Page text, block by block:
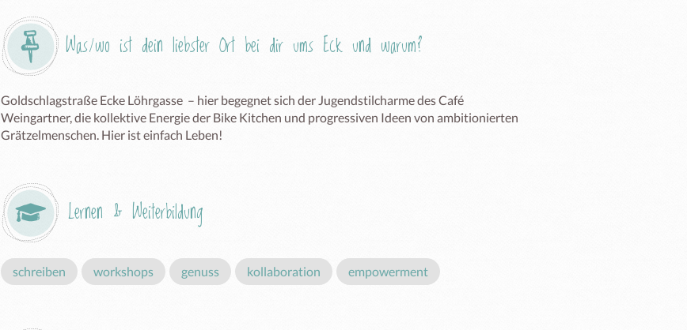
Was/wo ist dein liebster Ort bei dir ums Eck und warum?
Goldschlagstraße Ecke Löhrgasse  – hier begegnet sich der Jugendstilcharme des Café
Weingartner, die kollektive Energie der Bike Kitchen und progressiven Ideen von ambitionierten
Grätzelmenschen. Hier ist einfach Leben!
Lernen & Weiterbildung
schreiben workshops genuss kollaboration empowerment